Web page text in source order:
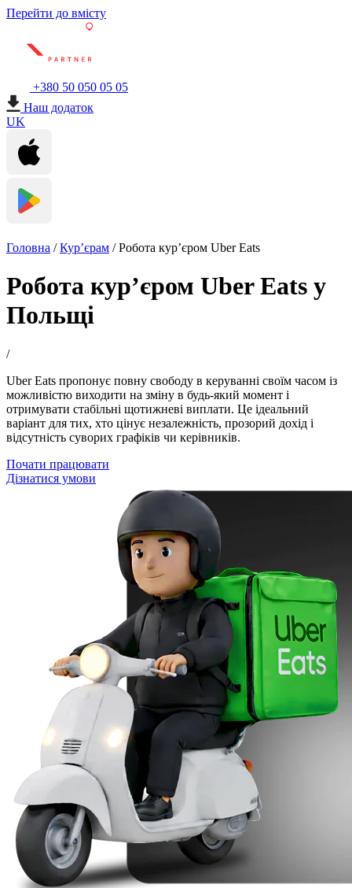
Перейти до вмісту
+380 50 050 05 05
Наш додаток
UK
Головна /Кур’єрам /Робота кур’єром Uber Eats
Робота кур’єром Uber Eats у
Польщі
/
Uber Eats пропонує повну свободу в керуванні своїм часом із
можливістю виходити на зміну в будь-який момент і
отримувати стабільні щотижневі виплати. Це ідеальний
варіант для тих, хто цінує незалежність, прозорий дохід і
відсутність суворих графіків чи керівників.
Почати працювати
Дізнатися умови